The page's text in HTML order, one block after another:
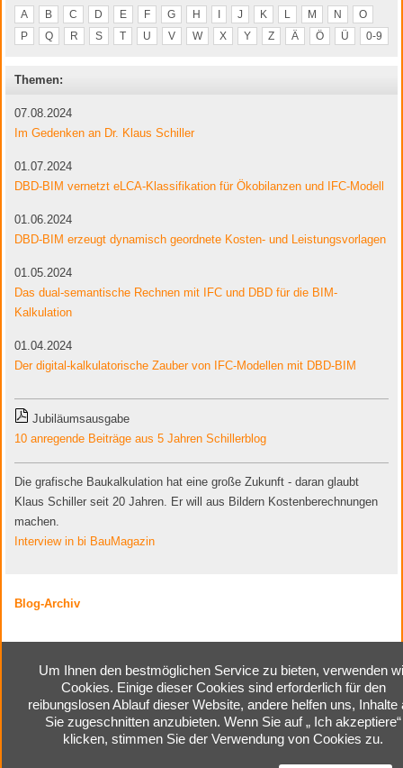
A B C D E F G H J K L M N
O
P
Q R S T U V W X Y Z Ä Ö Ü 0-9
Themen:
07.08.2024
Im Gedenken an Dr. Klaus Schiller
01.07.2024
DBD-BIM vernetzt eLCA-Klassifikation für Ökobilanzen und IFC-Modell
01.06.2024
DBD-BIM erzeugt dynamisch geordnete Kosten- und Leistungsvorlagen
01.05.2024
Das dual-semantische Rechnen mit IFC und DBD für die BIM-
Kalkulation
01.04.2024
Der digital-kalkulatorische Zauber von IFC-Modellen mit DBD-BIM
Jubiläumsausgabe
10 anregende Beiträge aus 5 Jahren Schillerblog
Die grafische Baukalkulation hat eine große Zukunft - daran glaubt
Klaus Schiller seit 20 Jahren. Er will aus Bildern Kostenberechnungen
machen.
Interview in bi BauMagazin
Blog-Archiv
Home |Kontakt|Impressum |
Cookie-Einstellungen|
Datenschutzerklärung
Um Ihnen den bestmöglichen Service zu bieten, verwenden
Cookies. Einige dieser Cookies sind erforderlich für den
reibungslosen Ablauf dieser Website, andere helfen uns, Inhalte
Sie zugeschnitten anzubieten. Wenn Sie auf „ Ich akzeptiere“
klicken, stimmen Sie der Verwendung von Cookies zu.